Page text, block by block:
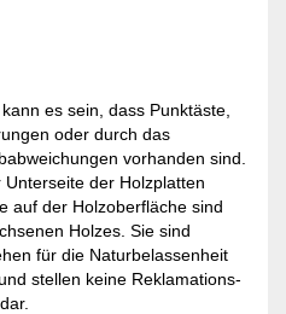
es sein, dass Punktäste,
oder durch das
vorhanden sind.
der Holzplatten
auf der Holzoberfläche sind
Holzes. Sie sind
für die Naturbelassenheit
stellen keine Reklamations-